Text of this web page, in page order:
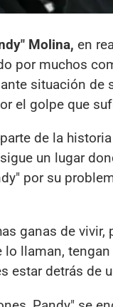
Molina, en
por muchos
situación de
el golpe que
de la
un lugar
por su
ganas de
llaman,
estar detrás de